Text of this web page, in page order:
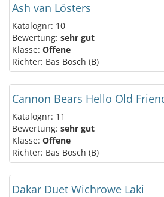
Ash van Lösters
Katalognr: 10
Bewertung: sehr gut
Klasse: Offene
Richter: Bas Bosch (B)
Cannon Bears Hello Old
Katalognr: 11
Bewertung: sehr gut
Klasse: Offene
Richter: Bas Bosch (B)
Dakar Duet Wichrowe Laki